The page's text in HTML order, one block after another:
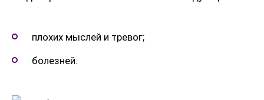
плохих мыслей и тревог;
болезней.